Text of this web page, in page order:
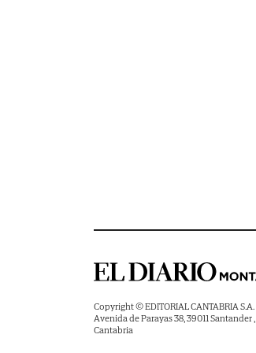
Copyright © EDITORIAL CANTABRIA S.A.
Avenida de Parayas 38, 39011 Santander ,
Cantabria